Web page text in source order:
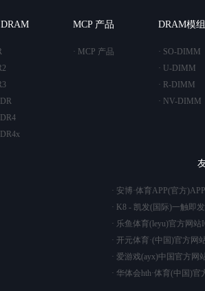
MCP 产品
· MCP 产品
DRAM模组
· SO-DIMM
· U-DIMM
· R-DIMM
· NV-DIMM
· 安博·体育APP(官方
· K8 - 凯发(国际)一触即
· 乐鱼体育(leyu)官方网
· 开元体育·(中国)官方网
· 爱游戏(ayx)中国官方网
· 华体会hth·体育(中国)